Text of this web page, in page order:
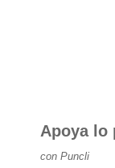
Apoya lo
con Puncli